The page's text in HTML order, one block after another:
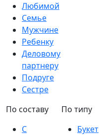
Любимой
Семье
Мужчине
Ребенку
Деловому
партнеру
Подруге
Сестре
По составу
С
По типу
Букет